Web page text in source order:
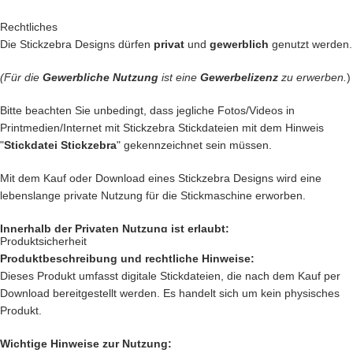
Denn bei uns kommen nur die BESTEN Dateien in unseren Shop.
Du kannst mit unseren Stickdateien deine
Deiner Kinder kannst Du besticken und damit
Kinderaugen zum glitzern bringen
… kreiereGeschenke
… schenkeJacken, Hemden, Kissen, Taschen
und vieles mehr
einen zauberhaften Look mit Deiner Kreativität.
Rechtliches
Die Stickzebra Designs dürfen privat und gewerblich genutzt werden.
(Für die Gewerbliche Nutzung ist eine Gewerbelizenz zu erwerben. )
Bitte beachten Sie unbedingt, dass jegliche Fotos/Videos in
Printmedien/Internet mit Stickzebra Stickdateien mit dem Hinweis
"Stickdatei Stickzebra" gekennzeichnet sein müssen.
Mit dem Kauf oder Download eines Stickzebra Designs wird eine
lebenslange private Nutzung für die Stickmaschine erworben.
Innerhalb der Privaten Nutzung ist erlaubt:
Private Nutzung auf einem Produkt, das mit einer Stickmaschine
hergestellt worden ist, oder ein Produkt, das mit einer Stickzebra
Stickdatei bestickt wurde.
Nutzung auf Produkten, die als Geschenk oder Spende dienen sollen.
Produktsicherheit
Produktbeschreibung und rechtliche Hinweise:
Dieses Produkt umfasst digitale Stickdateien, die nach dem Kauf per
Download bereitgestellt werden. Es handelt sich um kein physisches
Produkt.
Wichtige Hinweise zur Nutzung: